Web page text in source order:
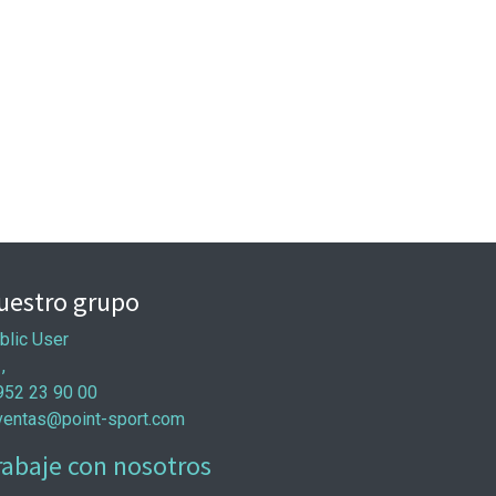
grupo
User
23 90 00
sport.com
con nosotros